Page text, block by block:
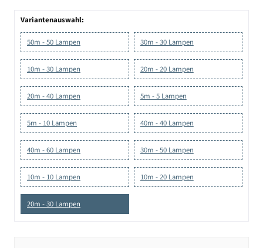
Variantenauswahl:
50m - 50 Lampen 30m - 30 Lampen
10m - 30 Lampen 20m - 20 Lampen
20m - 40 Lampen 5m - 5 Lampen
5m - 10 Lampen 40m - 40 Lampen
40m - 60 Lampen 30m - 50 Lampen
10m - 10 Lampen 10m - 20 Lampen
20m - 30 Lampen